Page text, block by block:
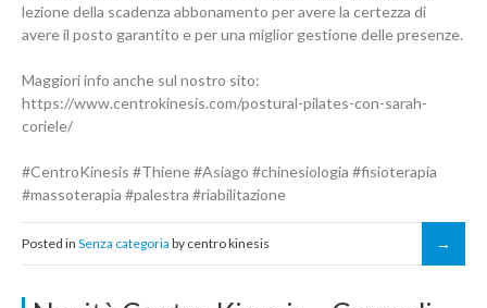
lezione della scadenza abbonamento per avere la certezza di
avere il posto garantito e per una miglior gestione delle presenze.
Maggiori info anche sul nostro sito:
https://www.centrokinesis.com/postural-pilates-con-sarah-
coriele/
#CentroKinesis #Thiene#Asiago #chinesiologia #fisioterapia
#massoterapia #palestra #riabilitazione
Posted in Senza categoria by centro kinesis